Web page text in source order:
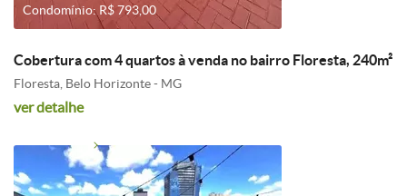
Condomínio: R$ 793,00
Cobertura com 4 quartos à venda no bairro Floresta, 240m²
Floresta, Belo Horizonte - MG
ver detalhe